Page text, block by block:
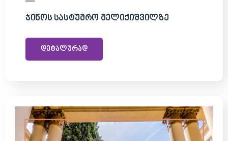
Ჯინოს Სასტუმრო Მელიქიშვილზე
დეტალურად